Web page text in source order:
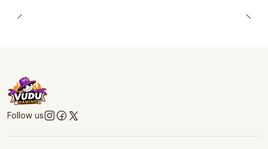
Follow us